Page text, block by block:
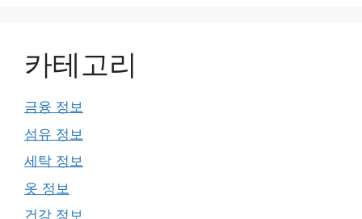
카테고리
금융 정보
섬유 정보
세탁 정보
옷 정보
건강 정보